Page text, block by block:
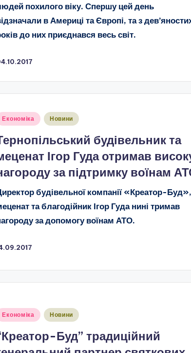
похилого віку. Спершу цей день
в Америці та Європі, та з
до них приєднався весь світ.
Економіка Новини
будівельник та
Ігор Гуда отримав
за підтримку воїнам
будівельної компанії «Креатор-Буд»,
та благодійник Ігор Гуда нині тримав
за допомогу воїнам АТО.
Економіка Новини
Буд” традиційний